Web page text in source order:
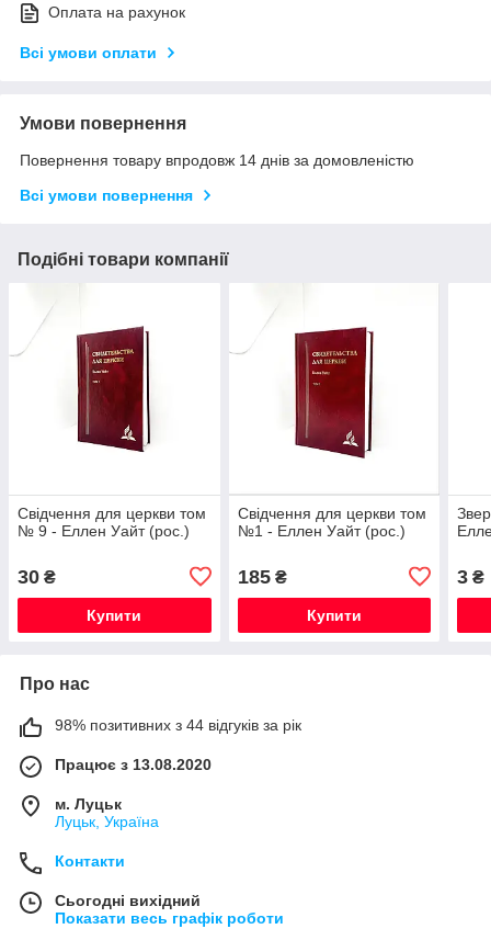
Оплата на рахунок
Всі умови оплати
Умови повернення
Повернення товару впродовж 14 днів за домовленістю
Всі умови повернення
Подібні товари компанії
Свідчення для церкви том
№ 9 - Еллен Уайт (рос.)
30 ₴
Купити
Свідчення для церкви том
№1 - Еллен Уайт (рос.)
185₴
Купити
3 ₴
Про нас
98% позитивних з 44 відгуків за рік
Працює з 13.08.2020
м. Луцьк
Луцьк, Україна
Контакти
Сьогодні вихідний
Показати весь графік роботи